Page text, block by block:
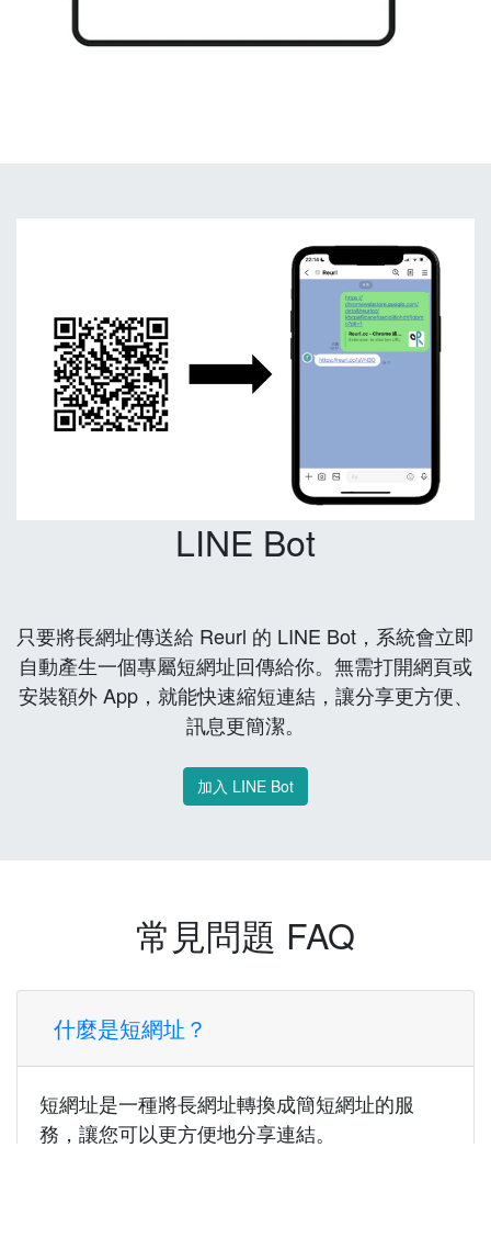
LINE Bot
只要將長網址傳送給 Reurl 的 LINE Bot，系統會立即
自動產生一個專屬短網址回傳給你。無需打開網頁或
安裝額外 App，就能快速縮短連結，讓分享更方便、
訊息更簡潔。
加入 LINE Bot
常見問題 FAQ
什麼是短網址？
短網址是一種將長網址轉換成簡短網址的服
務，讓您可以更方便地分享連結。